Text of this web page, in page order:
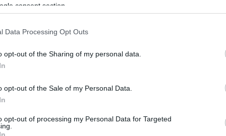
consent section.
Data Processing Opt Outs
opt-out of the Sharing of my personal data.
opt-out of the Sale of my Personal Data.
opt-out of processing my Personal Data for Targeted
példa ezidáig. Közülük a tavasszal megjelent Live
követi a 2. helyen, illetve az Essential Leonard
Cohen is bekerült még a Top40-es listára a 17.
In London című koncertfilmjéből adták el a
legtöbbet a boltok a 36. héten.
dalszöveget fordító verseny immáron